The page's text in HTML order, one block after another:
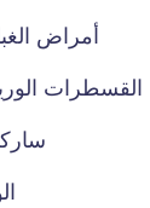
أمراض
القسطرات